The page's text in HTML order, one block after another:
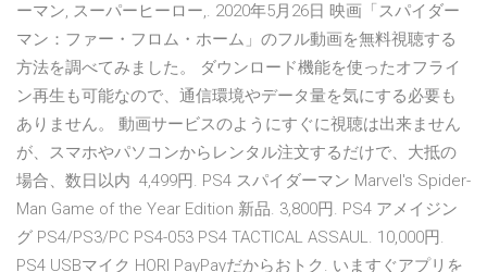
ーマン, スーパーヒーロー,. 2020年5月26日 映画「スパイダー
マン：ファー・フロム・ホーム」のフル動画を無料視聴する
方法を調べてみました。 ダウンロード機能を使ったオフライ
ン再生も可能なので、通信環境やデータ量を気にする必要も
ありません。 動画サービスのようにすぐに視聴は出来ません
が、スマホやパソコンからレンタル注文するだけで、大抵の
場合、数日以内 4,499円. PS4 スパイダーマン Marvel's Spider-
Man Game of the Year Edition 新品. 3,800円. PS4 アメイジン
グ PS4/PS3/PC PS4-053 PS4 TACTICAL ASSAUL. 10,000円.
PS4 USBマイク HORI PayPayだからおトク. いますぐアプリを